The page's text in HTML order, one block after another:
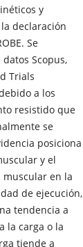
y
declaración
Se
Scopus,
Trials
a los
resistido que
se
posiciona
y el
muscular en la
de ejecución,
tendencia a
la carga o la
tiende a